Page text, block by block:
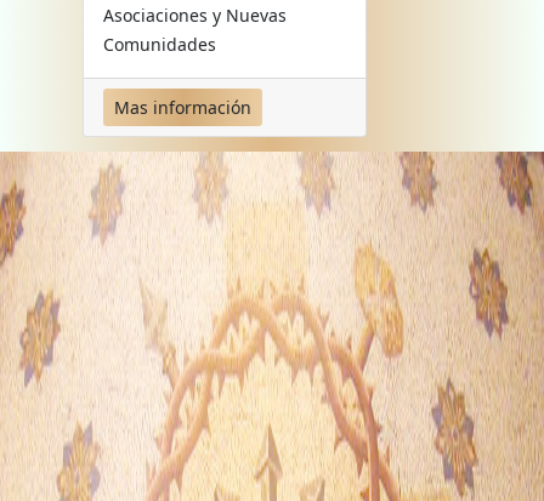
Asociaciones y Nuevas
Comunidades
Mas información